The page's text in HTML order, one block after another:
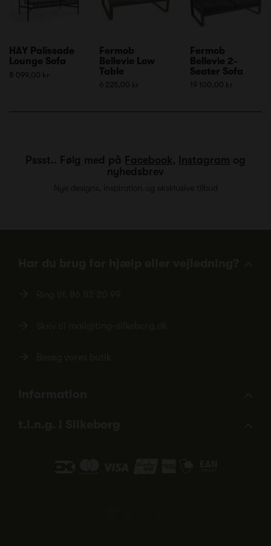
HAY Palissade
Lounge Sofa
8 099,00 kr
Fermob
Bellevie Low
Table
6 225,00 kr
Fermob
Bellevie 2-
Seater Sofa
19 100,00 kr
Pssst.. Følg med på Facebook, Instagram og
nyhedsbrev
Nye designs, inspiration og eksklusive tilbud